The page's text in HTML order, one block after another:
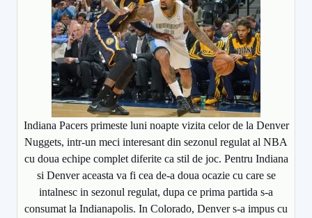
Indiana Pacers primeste luni noapte vizita celor de la Denver
Nuggets, intr-un meci interesant din sezonul regulat al NBA
cu doua echipe complet diferite ca stil de joc. Pentru Indiana
si Denver aceasta va fi cea de-a doua ocazie cu care se
intalnesc in sezonul regulat, dupa ce prima partida s-a
consumat la Indianapolis. In Colorado, Denver s-a impus cu